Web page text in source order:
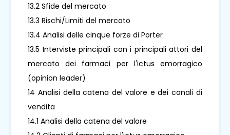
13.2 Sfide del mercato
13.3 Rischi/Limiti del mercato
13.4 Analisi delle cinque forze di Porter
13.5 Interviste principali con i principali attori del
mercato dei farmaci per l'ictus emorragico
(opinion leader)
14 Analisi della catena del valore e dei canali di
vendita
14.1 Analisi della catena del valore